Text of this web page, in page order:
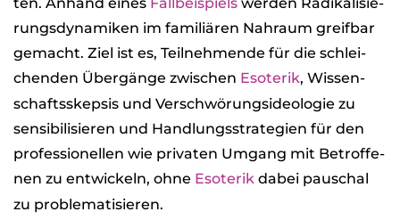
rungs­dy­na­mi­ken im fami­liä­ren Nah­raum greif­bar
gemacht. Ziel ist es, Teil­neh­mende für die schlei­
chen­den Über­gänge zwi­schen Eso­te­rik, Wis­sen­
schafts­skep­sis und Ver­schwö­rungs­ideo­lo­gie zu
sen­si­bi­li­sie­ren und Hand­lungs­stra­te­gien für den
pro­fes­sio­nel­len wie pri­va­ten Umgang mit Betrof­fe­
nen zu ent­wi­ckeln, ohne Eso­te­rik dabei pau­schal
zu pro­ble­ma­ti­sie­ren.